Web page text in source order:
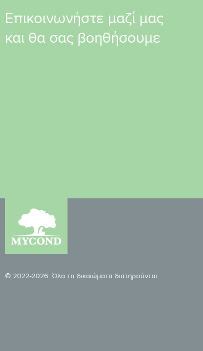
Επικοινωνήστε μαζί μας
και θα σας βοηθήσουμε
© 2022-2026. Όλα τα δικαιώματα διατηρούνται